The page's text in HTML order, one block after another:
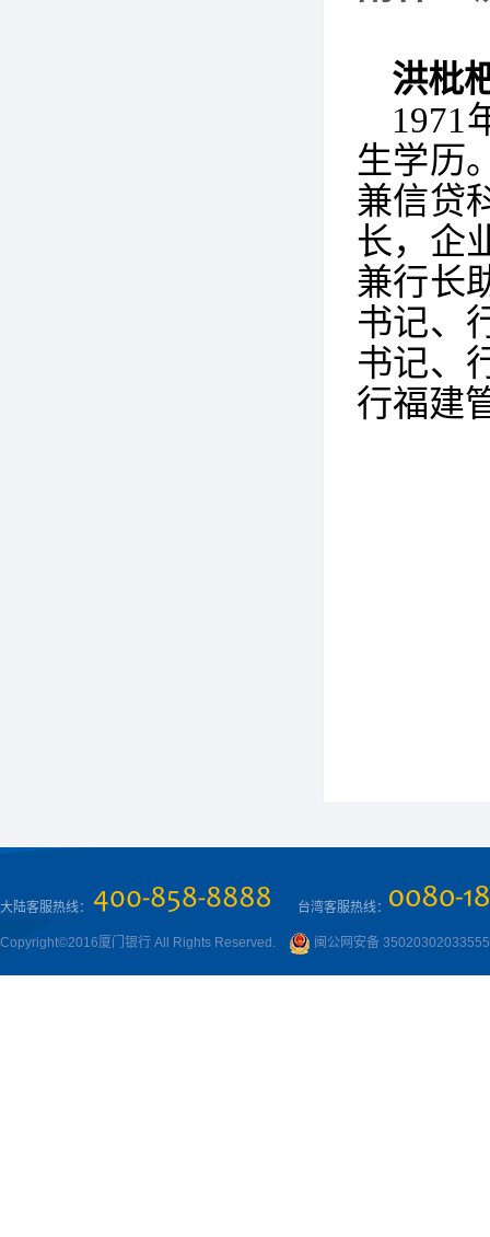
洪枇
1971
生学历
兼信贷
长，企
兼行长
书记、
书记、
行福建
大陆客服热线： 台湾客服热线：
Copyright©2016厦门银行 All Rights Reserved. 闽公网安备